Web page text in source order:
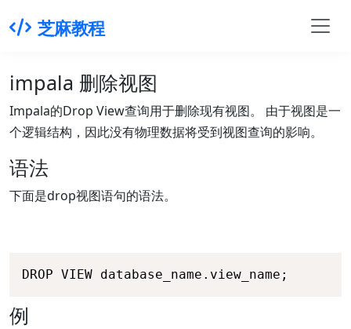
芝麻教程
impala 删除视图
Impala的Drop View查询用于删除现有视图。 由于视图是一
个逻辑结构，因此没有物理数据将受到视图查询的影响。
语法
下面是drop视图语句的语法。
DROP VIEW database_name.view_name;
例